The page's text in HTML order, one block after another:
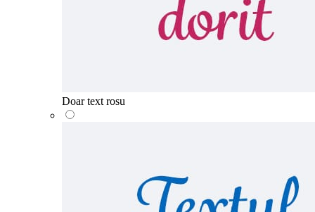
Doar text rosu